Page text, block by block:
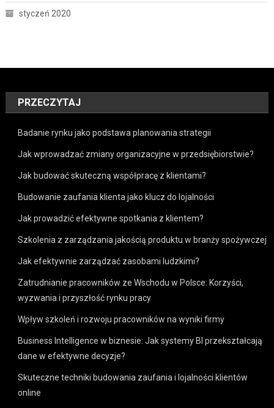
styczeń 2020
PRZECZYTAJ
Badanie rynku jako podstawa planowania strategii
Jak wprowadzać zmiany organizacyjne w przedsiębiorstwie?
Jak budować skuteczną współpracę z klientami?
Budowanie zaufania klienta jako klucz do lojalności
Jak prowadzić efektywne spotkania z klientem?
Szkolenia z zarządzania jakością produktu w branży spożywczej
Jak efektywnie zarządzać zasobami ludzkimi?
Zatrudnianie pracowników ze Wschodu w Polsce: Korzyści,
wyzwania i przyszłość rynku pracy
Wpływ szkoleń i rozwoju pracowników na wyniki firmy
Business Intelligence w biznesie: Jak systemy BI przekształcają
dane w efektywne decyzje?
Skuteczne techniki budowania zaufania i lojalności klientów
online